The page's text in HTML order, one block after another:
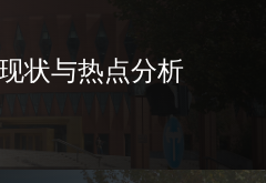
状与热点分析